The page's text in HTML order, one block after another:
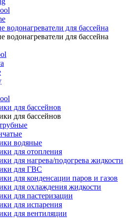
водонагреватели для бассейна
водонагреватели для бассейна
для бассейнов
для бассейнов
водяные
для отопления
для нагрева/подогрева жидкости
для ГВС
для конденсации паров и газов
для охлаждения жидкости
для пастеризации
для испарения
для вентиляции